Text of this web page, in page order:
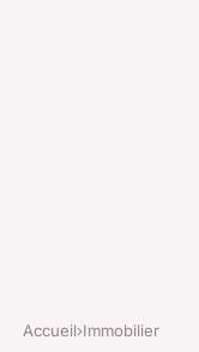
Accueil›Immobilier